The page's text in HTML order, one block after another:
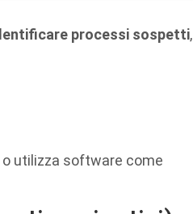
processi sospetti,
o utilizza software come